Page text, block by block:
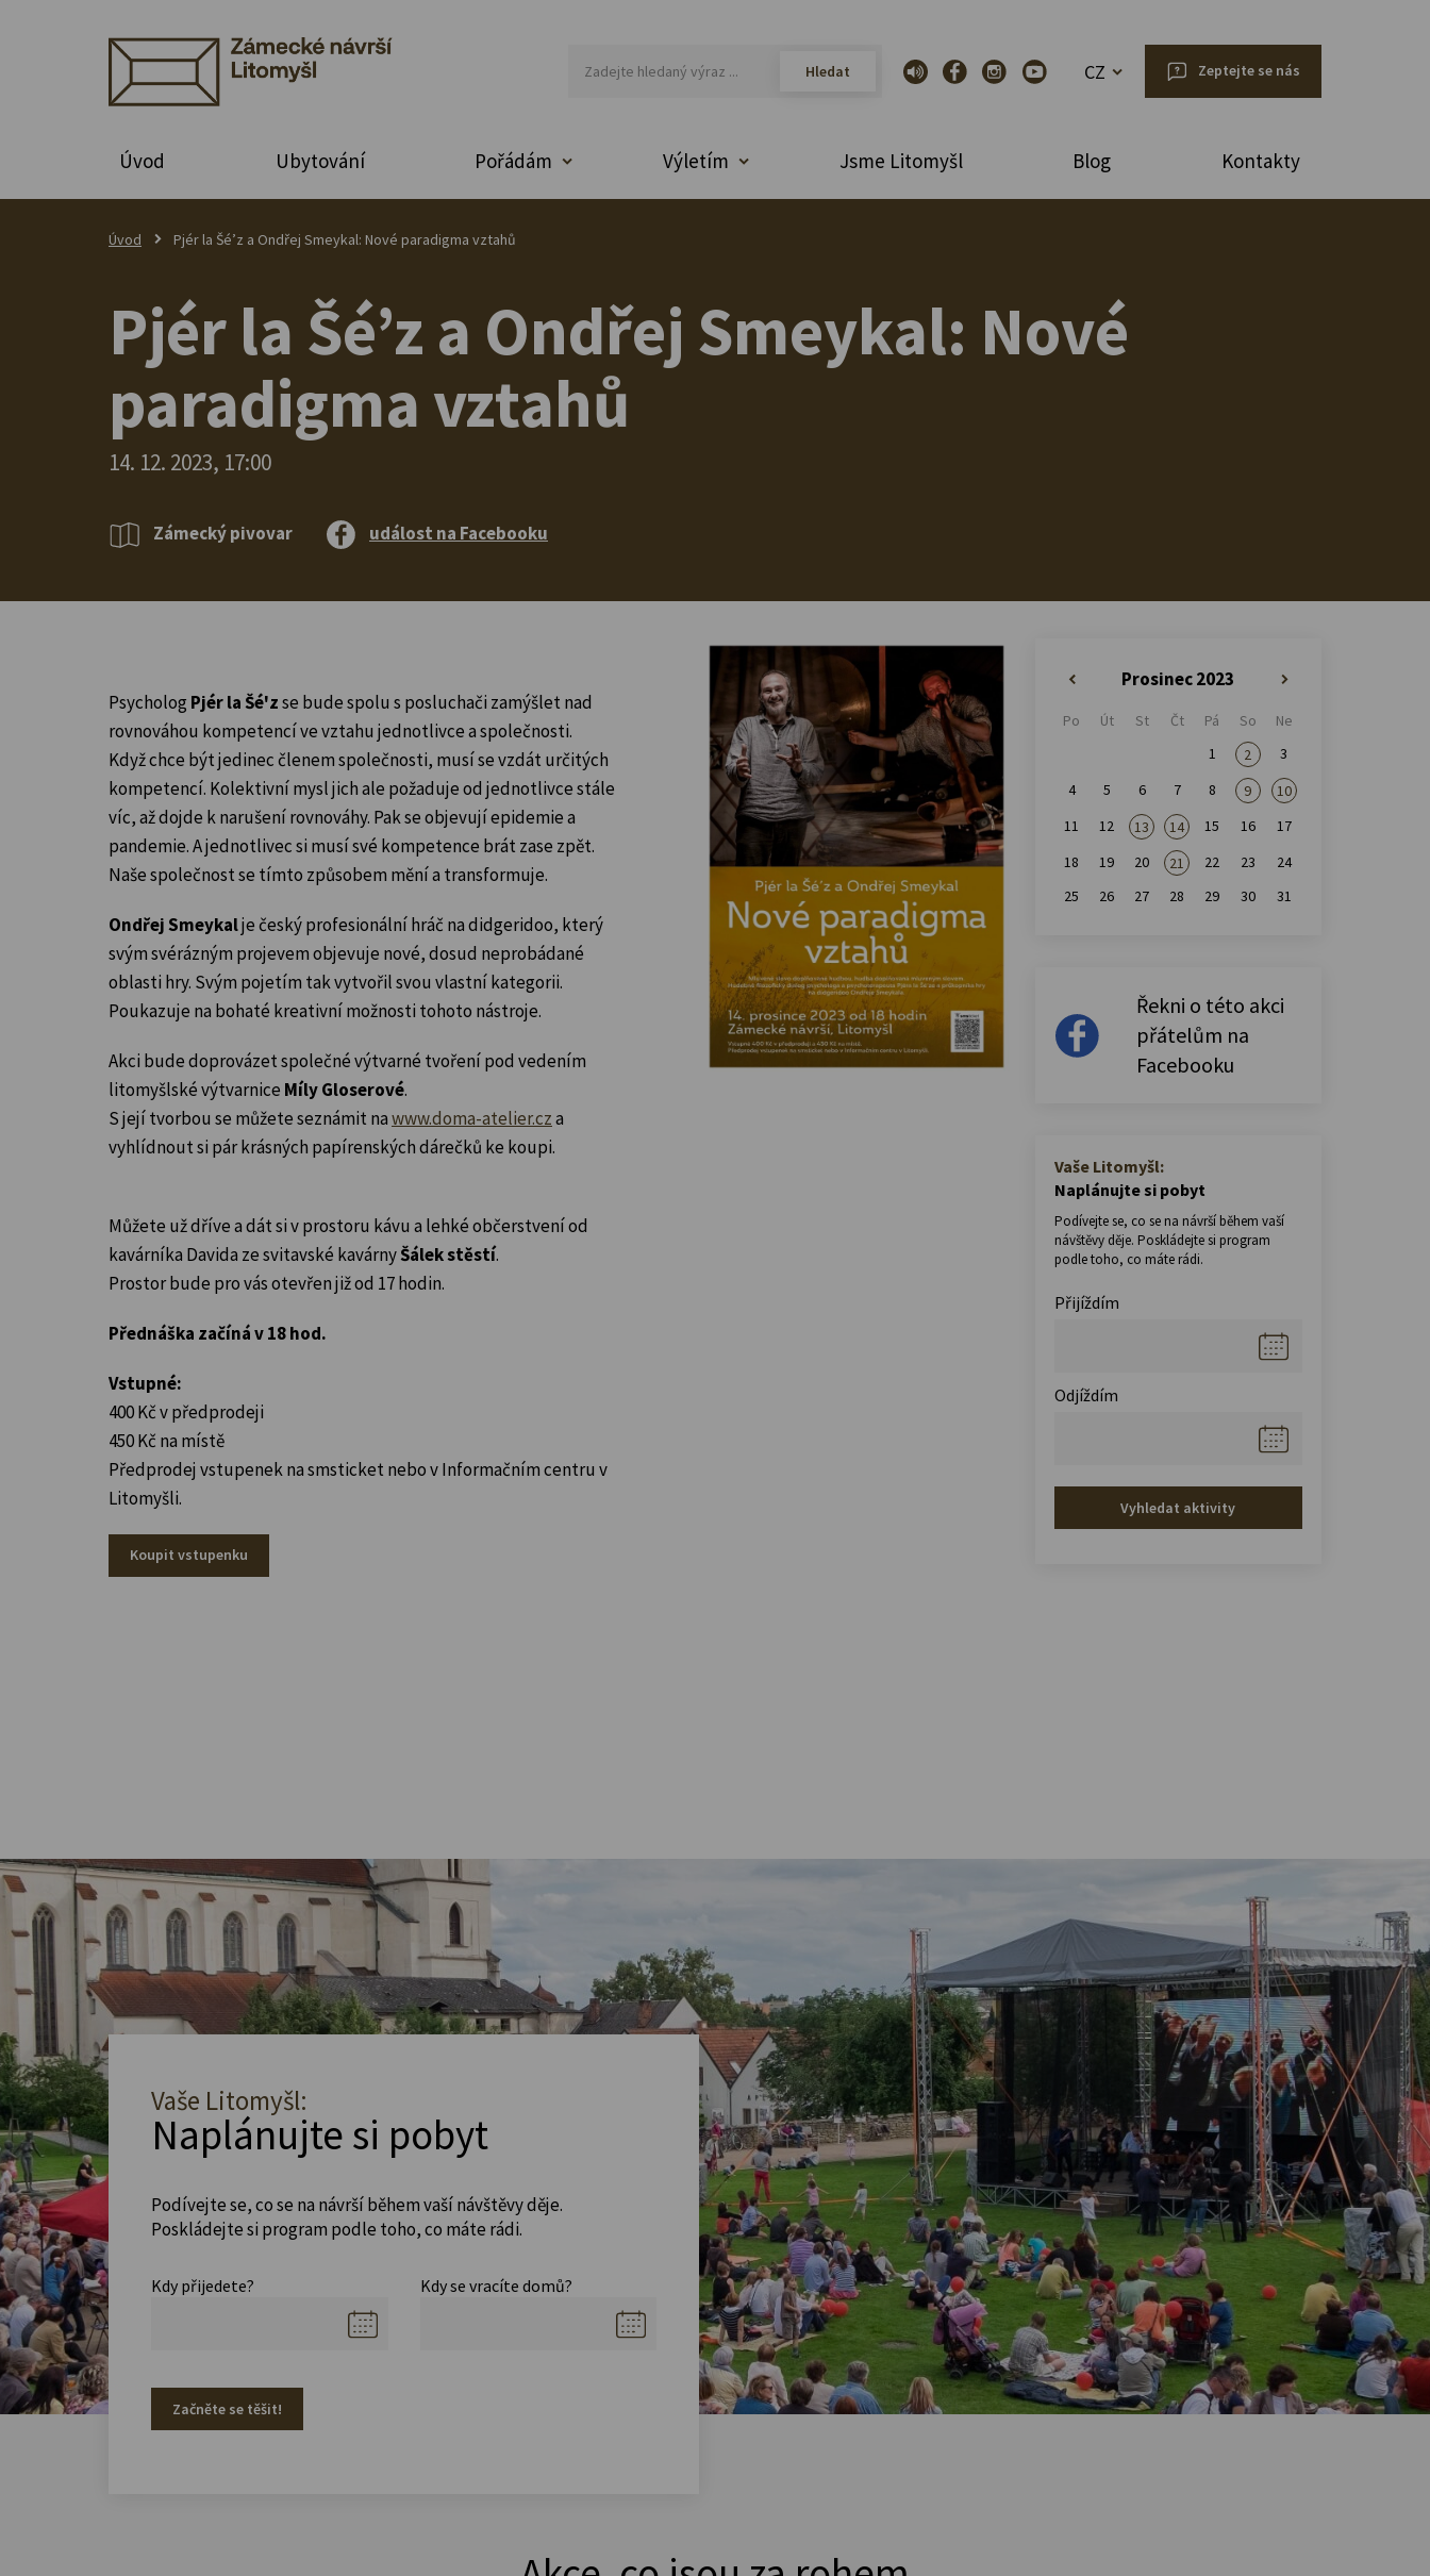
CZ Zeptejte se nás
Úvod Ubytování Pořádám Výletím Jsme Litomyšl Blog Kontakty
Úvod Pjér la Šé’z a Ondřej Smeykal: Nové paradigma vztahů
Pjér la Šé’z a Ondřej Smeykal: Nové
paradigma vztahů
14. 12. 2023, 17:00
Zámecký pivovar událost na Facebooku
Psycholog Pjér la Šé'zse bude spolu s posluchači zamýšlet nad
rovnováhou kompetencí ve vztahu jednotlivce a společnosti.
Když chce být jedinec členem společnosti, musí se vzdát určitých
kompetencí. Kolektivní mysl jich ale požaduje od jednotlivce stále
víc, až dojde k narušení rovnováhy. Pak se objevují epidemie a
pandemie. A jednotlivec si musí své kompetence brát zase zpět.
Naše společnost se tímto způsobem mění a transformuje.
Ondřej Smeykalje český profesionální hráč na didgeridoo, který
svým svérázným projevem objevuje nové, dosud neprobádané
oblasti hry. Svým pojetím tak vytvořil svou vlastní kategorii.
Poukazuje na bohaté kreativní možnosti tohoto nástroje.
Akci bude doprovázet společné výtvarné tvoření pod vedením
litomyšlské výtvarnice Míly Gloserové.
S její tvorbou se můžete seznámit nawww.doma-atelier.cza
vyhlídnout si pár krásných papírenských dárečků ke koupi.
Můžete už dříve a dát si v prostoru kávu a lehké občerstvení od
kavárníka Davida ze svitavské kavárnyŠálek stěstí.
Prostor bude pro vás otevřen již od 17 hodin.
Přednáška začíná v 18 hod.
Vstupné:
400 Kč v předprodeji
450 Kč na místě
Předprodej vstupenek na smsticket nebo v Informačním centru v
Litomyšli.
Koupit vstupenku
Prosinec 2023
»
Po Út St Čt Pá So
Ne
1
2
3
4
5 6 7 8 9
10
11
12 13 14 15 16
17
18
19 20 21 22 23
24
25
26 27 28 29 30 31
Řekni o této akci
přátelům na
Facebooku
Vaše Litomyšl:
Naplánujte si pobyt
Podívejte se, co se na návrší během vaší
návštěvy děje. Poskládejte si program
podle toho, co máte rádi.
Přijíždím
Odjíždím
Vyhledat aktivity
Vaše Litomyšl:
Naplánujte si pobyt
Podívejte se, co se na návrší během vaší návštěvy děje.
Poskládejte si program podle toho, co máte rádi.
Kdy přijedete? Kdy se vracíte domů?
Začněte se těšit!